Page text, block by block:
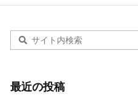
最近の投稿